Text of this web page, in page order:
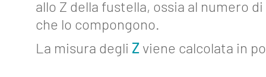
Blog
con
allo Z della fustella, ossia al numero
che lo compongono.
La misura degli Z viene calcolata in